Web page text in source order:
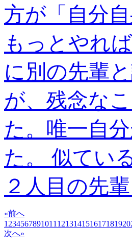
方が「自分
もっとやれ
に別の先輩
が、残念な
た。唯一自
た。 似てい
２人目の先
«前へ
1 234567891011 121314151617181920
次へ»